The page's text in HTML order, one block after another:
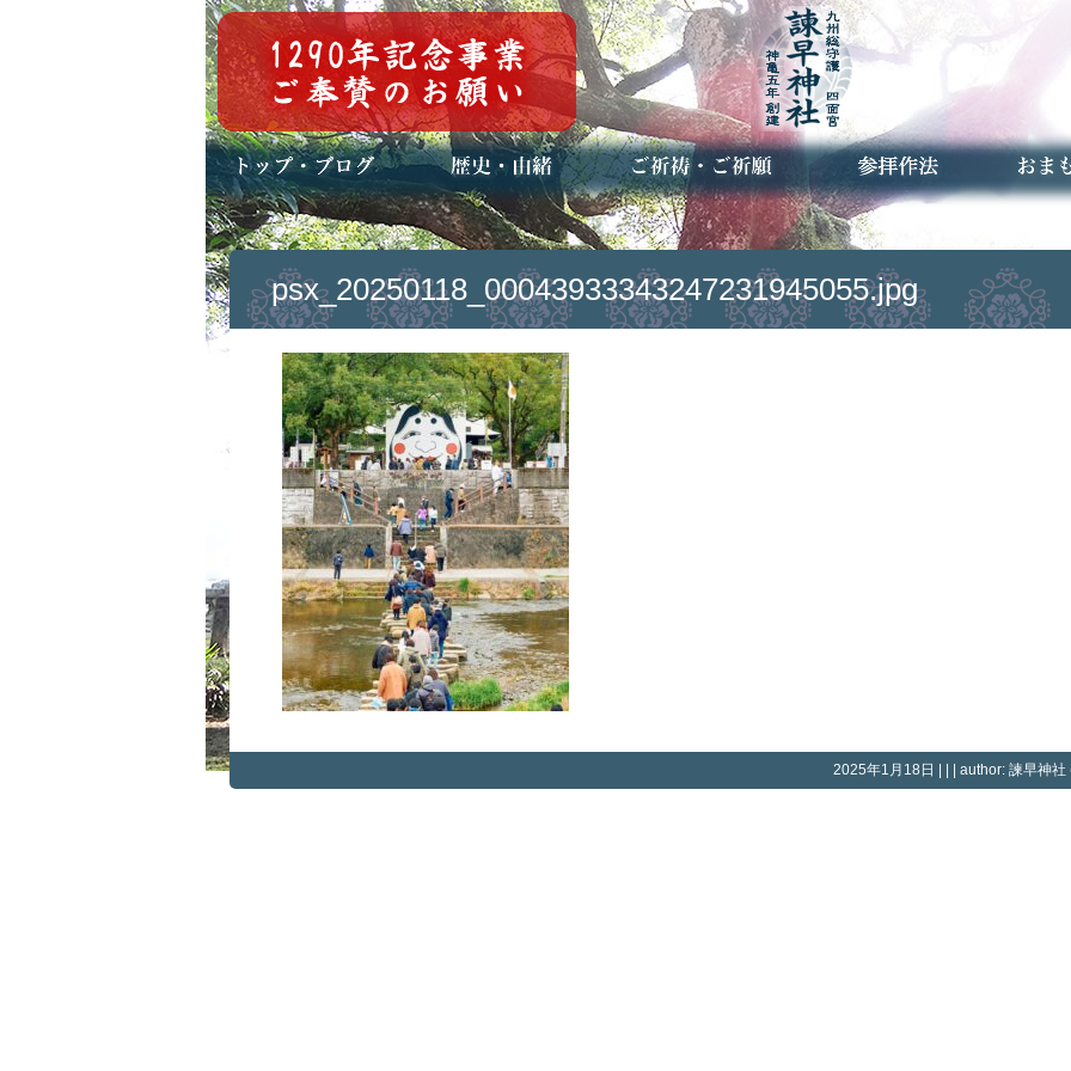
トップページ
ブログ(日々八百万)
お知らせ一覧 歴史・ご祭神
年中行事
メディア掲載 ご祈祷・ご祈願とは
安産祈願
初宮参り
七五三詣
長寿のお祝い
神前結婚式
厄祓い・方位除け
車のお祓い
地鎮祭
神葬祭（神式の葬儀） 神社とは
お参りの作法
psx_20250118_00043933343247231945055.jpg
2025年1月18日 | | | author: 諫早神社